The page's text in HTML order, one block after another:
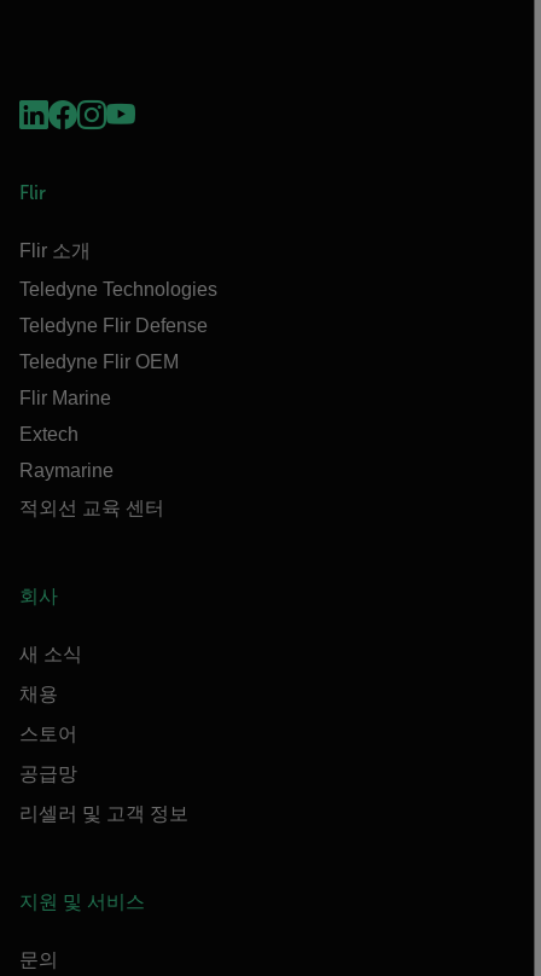
Flir
Flir 소개
Teledyne Technologies
Teledyne Flir Defense
Teledyne Flir OEM
Flir Marine
Extech
Raymarine
적외선 교육 센터
회사
새 소식
채용
스토어
공급망
리셀러 및 고객 정보
지원 및 서비스
문의